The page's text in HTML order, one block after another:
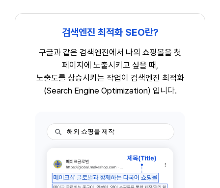
검색엔진 최적화 SEO란?
구글과 같은 검색엔진에서 나의 쇼핑몰을 첫
페이지에 노출시키고 싶을 때,
노출도를 상승시키는 작업이 검색엔진 최적화
(Search Engine Optimization) 입니다.